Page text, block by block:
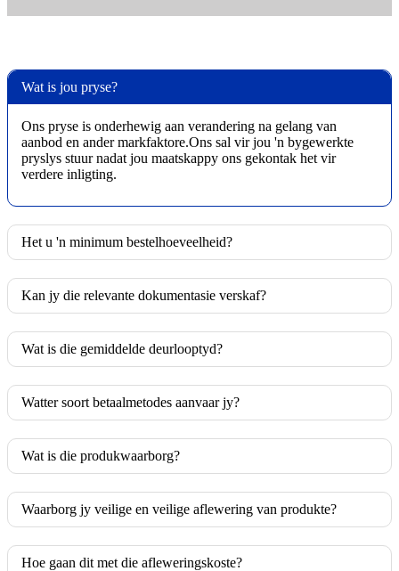
Wat is jou pryse?
Ons pryse is onderhewig aan verandering na gelang van
aanbod en ander markfaktore.Ons sal vir jou 'n bygewerkte
pryslys stuur nadat jou maatskappy ons gekontak het vir
verdere inligting.
Het u 'n minimum bestelhoeveelheid?
Kan jy die relevante dokumentasie verskaf?
Wat is die gemiddelde deurlooptyd?
Watter soort betaalmetodes aanvaar jy?
Wat is die produkwaarborg?
Waarborg jy veilige en veilige aflewering van produkte?
Hoe gaan dit met die afleweringskoste?